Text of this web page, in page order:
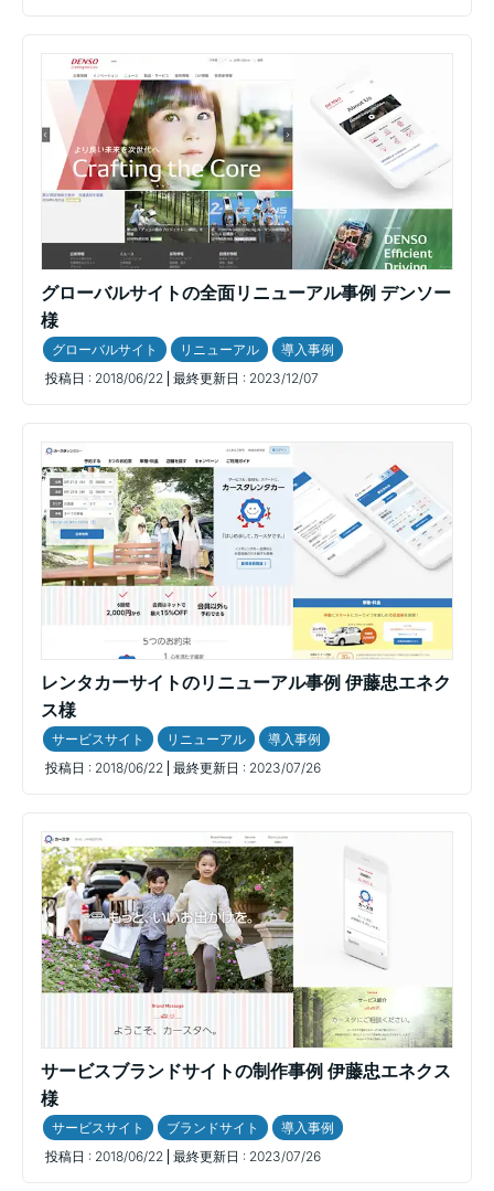
グローバルサイトの全面リニューアル事例 デンソー
様
グローバルサイト リニューアル
導入事例
投稿日 : 2018/06/22 最終更新日 : 2023/12/07
レンタカーサイトのリニューアル事例 伊藤忠エネク
ス様
サービスサイト リニューアル
導入事例
投稿日 : 2018/06/22 最終更新日 : 2023/07/26
サービスブランドサイトの制作事例 伊藤忠エネクス
様
サービスサイト ブランドサイト
導入事例
投稿日 : 2018/06/22 最終更新日 : 2023/07/26